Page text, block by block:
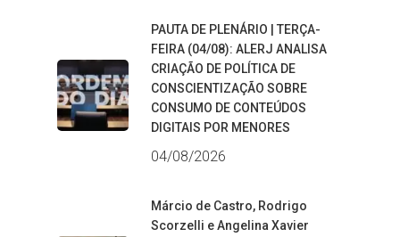
PAUTA DE PLENÁRIO | TERÇA-
FEIRA (04/08): ALERJ ANALISA
CRIAÇÃO DE POLÍTICA DE
CONSCIENTIZAÇÃO SOBRE
CONSUMO DE CONTEÚDOS
DIGITAIS POR MENORES
04/08/2026
Márcio de Castro, Rodrigo
Scorzelli e Angelina Xavier